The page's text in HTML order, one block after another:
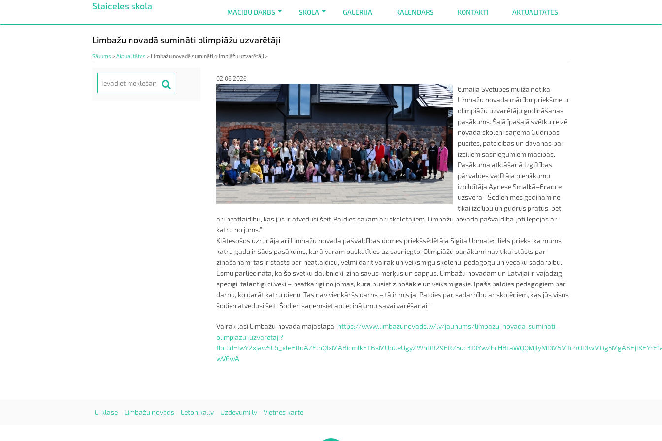
galveno
Staiceles skola
MĀCĪBU DARBS SKOLA GALERIJA KALENDĀRS KONTAKTI AKTUALITĀTES
Limbažu novadā sumināti olimpiāžu uzvarētāji
Sākums >Aktualitātes > Limbažu novadā sumināti olimpiāžu uzvarētāji >
Search
02.06.2026
6.maijā Svētupes muiža notika
Limbažu novada mācību priekšmetu
olimpiāžu uzvarētāju godināšanas
pasākums. Šajā īpašajā svētku reizē
novada skolēni saņēma Gudrības
pūcītes, pateicības un dāvanas par
izciliem sasniegumiem mācībās.
Pasākuma atklāšanā Izglītības
pārvaldes vadītāja pienākumu
izpildītāja Agnese Smalkā–France
uzsvēra: “Šodien mēs godinām ne
tikai izcilību un gudrus prātus, bet
arī neatlaidību, kas jūs ir atvedusi šeit. Paldies sakām arī skolotājiem. Limbažu novada pašvaldība ļoti lepojas ar
katru no jums.”
Klātesošos uzrunāja arī Limbažu novada pašvaldības domes priekšsēdētāja Sigita Upmale: “liels prieks, ka mums
katru gadu ir šāds pasākums, kurā varam paskatīties uz sasniegto. Olimpiāžu panākumi nav tikai stāsts par
zināšanām, tas ir stāsts par neatlaidību, vēlmi darīt vairāk un veiksmīgu skolēnu, pedagogu un vecāku sadarbību.
Esmu pārliecināta, ka šo svētku dalībnieki, zina savus mērķus un sapņus. Limbažu novadam un Latvijai ir vajadzīgi
spēcīgi, talantīgi cilvēki – neatkarīgi no jomas, kurā būsiet zinošākie un veiksmīgākie. Īpašs paldies pedagogiem par
darbu, ko darāt katru dienu. Tas nav vienkāršs darbs – tā ir misija. Paldies par sadarbību ar skolēniem, kas jūs visus
šodien atvedusi šeit. Šodien saņemsiet apliecinājumu savai varēšanai.”
Vairāk lasi Limbažu novada mājaslapā: https://www.limbazunovads.lv/lv/jaunums/limbazu-novada-suminati-
olimpiazu-uzvaretaji?
wV6wA
E-klase Limbažu novads Letonika.lv Uzdevumi.lv Vietnes karte